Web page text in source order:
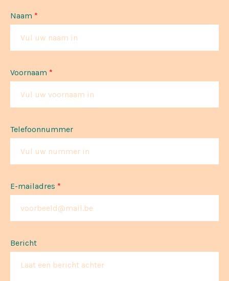
Naam *
Voornaam *
Telefoonnummer
E-mailadres *
Bericht